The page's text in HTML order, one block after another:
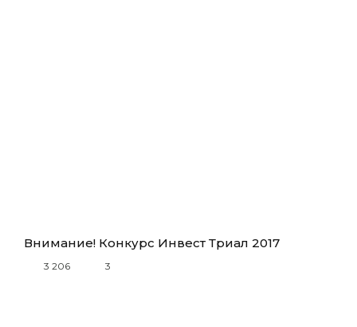
Внимание! Конкурс Инвест Триал 2017
3 206 3